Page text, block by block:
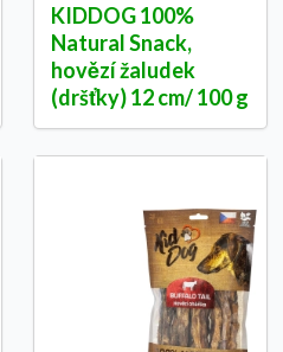
KIDDOG 100%
Natural Snack,
hovězí žaludek
(dršťky) 12 cm/ 100 g